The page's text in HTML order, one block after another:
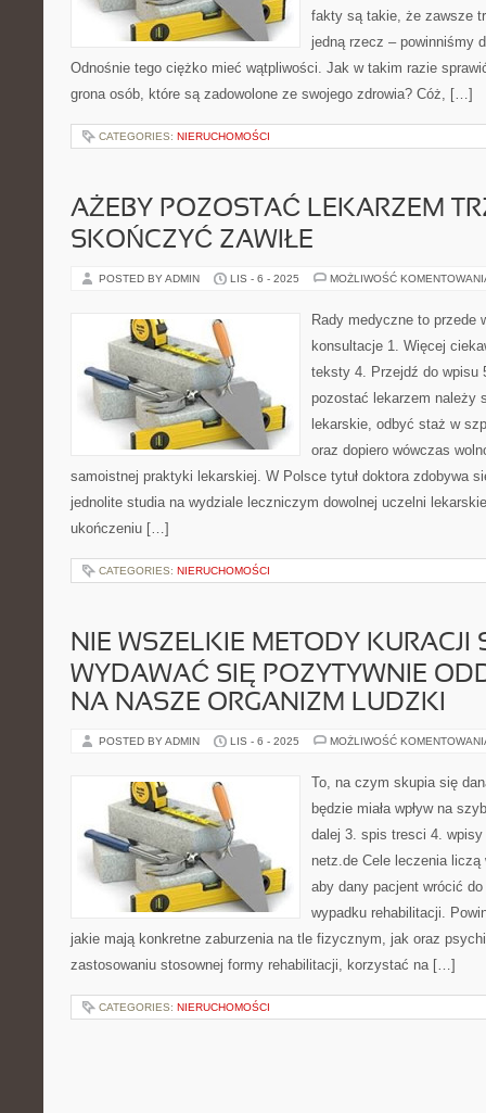
fakty są takie, że zawsze
jedną rzecz – powinniśmy
Odnośnie tego ciężko mieć wątpliwości. Jak w takim razie
grona osób, które są zadowolone ze swojego zdrowia? Cóż, […]
CATEGORIES: NIERUCHOMOŚCI
AŻEBY POZOSTAĆ LEKARZEM
SKOŃCZYĆ ZAWIŁE
POSTED BY ADMIN LIS - 6 - 2025 MOŻLIWOŚĆ
Rady medyczne to przede
konsultacje 1. Więcej
teksty 4. Przejdź do wpisu
pozostać lekarzem należy
lekarskie, odbyć staż w
oraz dopiero wówczas
samoistnej praktyki lekarskiej. W Polsce tytuł doktora zdobywa
jednolite studia na wydziale leczniczym dowolnej uczelni
ukończeniu […]
CATEGORIES: NIERUCHOMOŚCI
NIE WSZELKIE METODY KURACJI
WYDAWAĆ SIĘ POZYTYWNIE
NA NASZE ORGANIZM LUDZKI
POSTED BY ADMIN LIS - 6 - 2025 MOŻLIWOŚĆ
To, na czym skupia się
będzie miała wpływ na
dalej 3. spis tresci 4.
netz.de Cele leczenia liczą
aby dany pacjent wrócić
wypadku rehabilitacji.
jakie mają konkretne zaburzenia na tle fizycznym, jak oraz
zastosowaniu stosownej formy rehabilitacji, korzystać na […]
CATEGORIES: NIERUCHOMOŚCI